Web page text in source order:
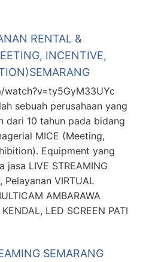
RENTAL &
INCENTIVE,
watch?v=ty5GyM33UYc
sebuah perusahaan yang
dari 10 tahun pada bidang
MICE (Meeting,
Equipment yang
LIVE STREAMING
VIRTUAL
AMBARAWA
LED SCREEN PATI
SEMARANG